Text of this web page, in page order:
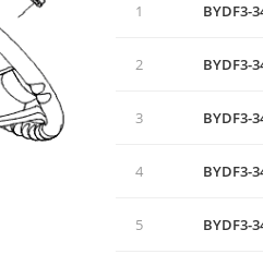
1 BYDF3-
2 BYDF3-
3 BYDF3-
4 BYDF3-
5 BYDF3-